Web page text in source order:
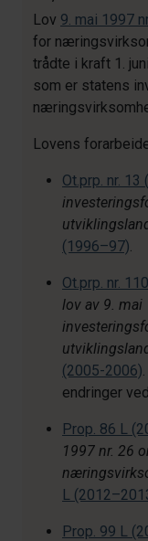
Lov 9. mai 1997
for
trådte i kraft 1.
som er statens
Lovens
Ot.prp. nr.
(1996–97).
Ot.prp. nr.
lov av 9. mai
(2005-2006)
endringer ved
Prop. 86 L
1997 nr. 26
L
Prop. 99 L